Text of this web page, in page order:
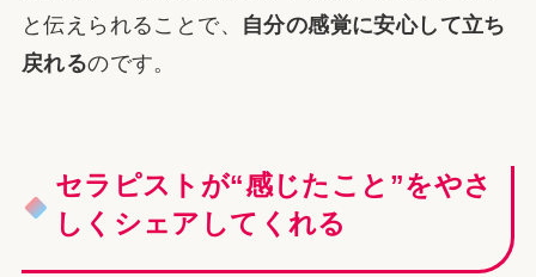
と伝えられることで、
自分の感覚に安心して立ち
戻れるのです。
セラピストが“感じたこと”をやさ
しくシェアしてくれる